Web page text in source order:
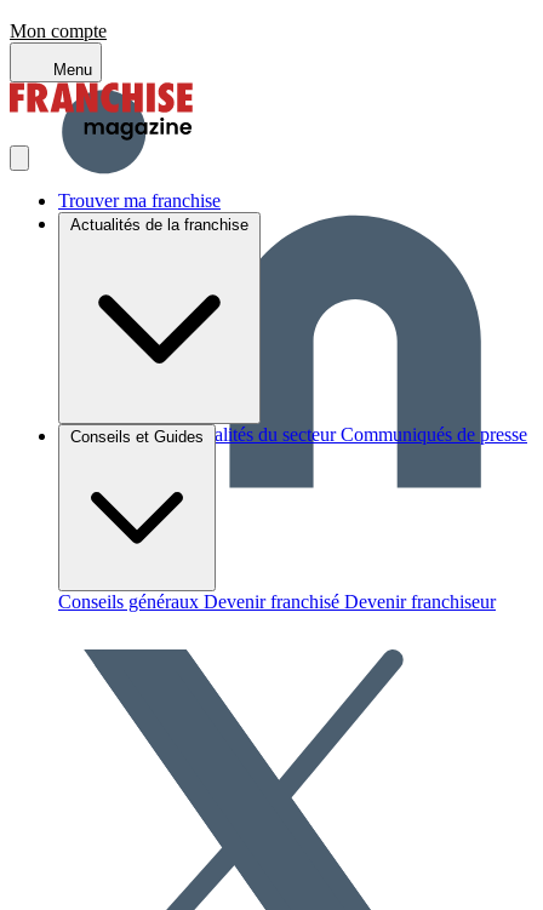
Mon compte
Menu
Trouver ma franchise
Actualités de la franchise
Brèves et actus Actualités du secteur Communiqués de presse
Conseils et Guides
Conseils généraux Devenir franchisé Devenir franchiseur